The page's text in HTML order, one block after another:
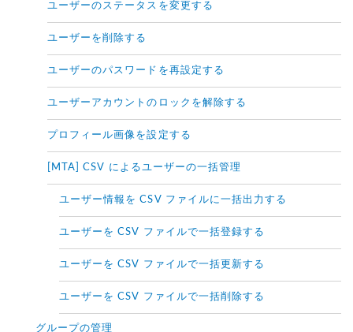
ユーザーのステータスを変更する
ユーザーを削除する
ユーザーのパスワードを再設定する
ユーザーアカウントのロックを解除する
プロフィール画像を設定する
[MTA] CSV によるユーザーの一括管理
ユーザー情報を CSV ファイルに一括出力する
ユーザーを CSV ファイルで一括登録する
ユーザーを CSV ファイルで一括更新する
ユーザーを CSV ファイルで一括削除する
グループの管理